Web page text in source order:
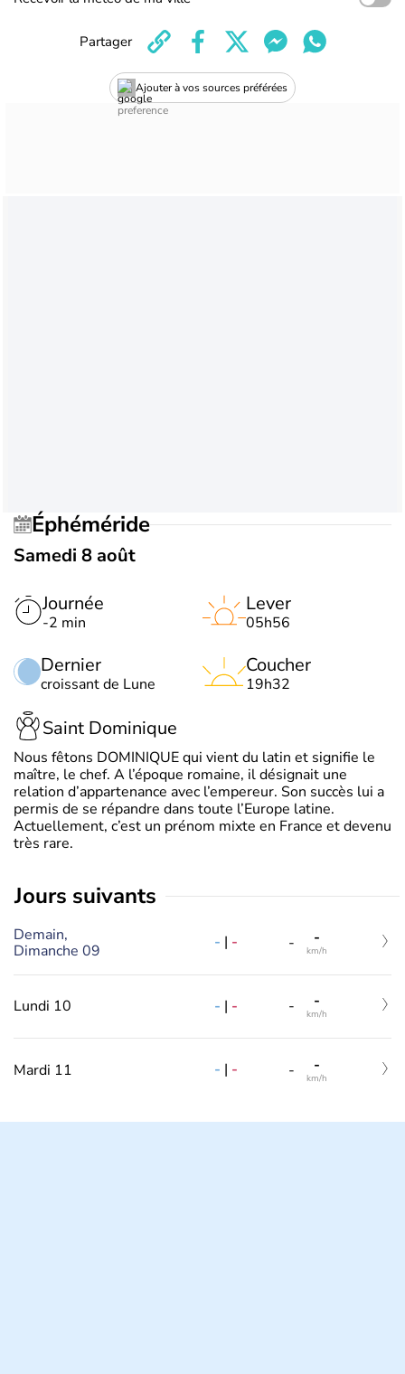
Ajouter à vos sources préférées
Partager
Éphéméride
Samedi 8 août
Journée
-2 min
Dernier
croissant de Lune
Lever
05h56
Coucher
19h32
Saint Dominique
Nous fêtons DOMINIQUE qui vient du latin et signifie le
maître, le chef. A l’époque romaine, il désignait une
relation d’appartenance avec l’empereur. Son succès lui a
permis de se répandre dans toute l’Europe latine.
Actuellement, c’est un prénom mixte en France et devenu
très rare.
jours suivants
Demain,
Dimanche 09
- | - - -
km/h
Lundi 10 - | - - -
km/h
Mardi 11 - | - - -
km/h